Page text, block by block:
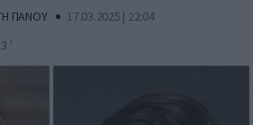
ΠΑΝΟΥ
17.03.2025 | 22:04
'